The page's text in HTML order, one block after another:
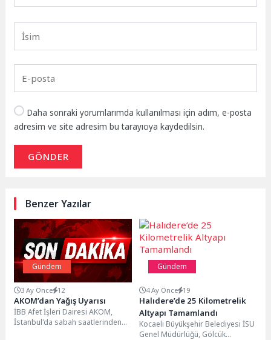
Daha sonraki yorumlarımda kullanılması için adım, e-posta
adresim ve site adresim bu tarayıcıya kaydedilsin.
GÖNDER
Benzer Yazılar
Gündem
3 Ay Önce 12
AKOM’dan Yağış Uyarısı
İBB Afet İşleri Dairesi AKOM,
İstanbul'da sabah saatlerinden
Gündem
4 Ay Önce 19
Halıdere’de 25 Kilometrelik
Altyapı Tamamlandı
Kocaeli Büyükşehir Belediyesi İSU
Genel Müdürlüğü, Gölcük